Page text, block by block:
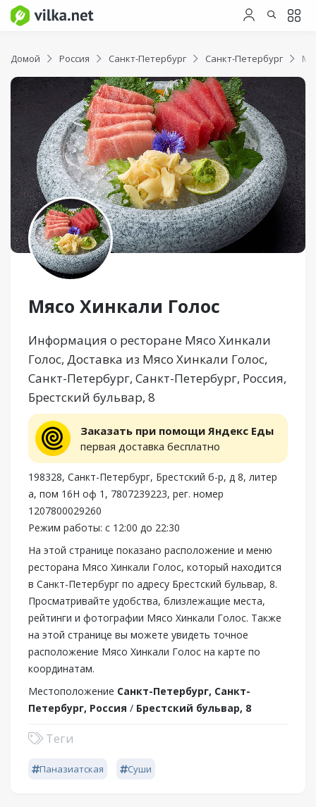
Домой Россия Санкт-Петербург Санкт-Петербург
Мясо Хинкали Голос
Информация о ресторане Мясо Хинкали
Голос, Доставка из Мясо Хинкали Голос,
Санкт-Петербург, Санкт-Петербург, Россия,
Брестский бульвар, 8
Заказать при помощи Яндекс Еды
первая доставка бесплатно
198328, Санкт-Петербург, Брестский б-р, д 8, литер
а, пом 16Н оф 1, 7807239223, рег. номер
1207800029260
Режим работы: с 12:00 до 22:30
На этой странице показано расположение и меню
ресторана Мясо Хинкали Голос, который находится
в Санкт-Петербург по адресу Брестский бульвар, 8.
Просматривайте удобства, близлежащие места,
рейтинги и фотографии Мясо Хинкали Голос. Также
на этой странице вы можете увидеть точное
расположение Мясо Хинкали Голос на карте по
координатам.
Местоположение Санкт-Петербург, Санкт-
Петербург, Россия / Брестский бульвар, 8
Теги
Паназиатская Суши